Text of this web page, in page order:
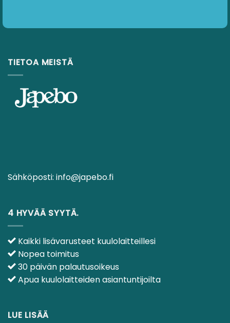
TIETOA MEISTÄ
Sähköposti: info@japebo.fi
4 HYVÄÄ SYYTÄ.
Kaikki lisävarusteet kuulolaitteillesi
Nopea toimitus
30 päivän palautusoikeus
Apua kuulolaitteiden asiantuntijoilta
LUE LISÄÄ